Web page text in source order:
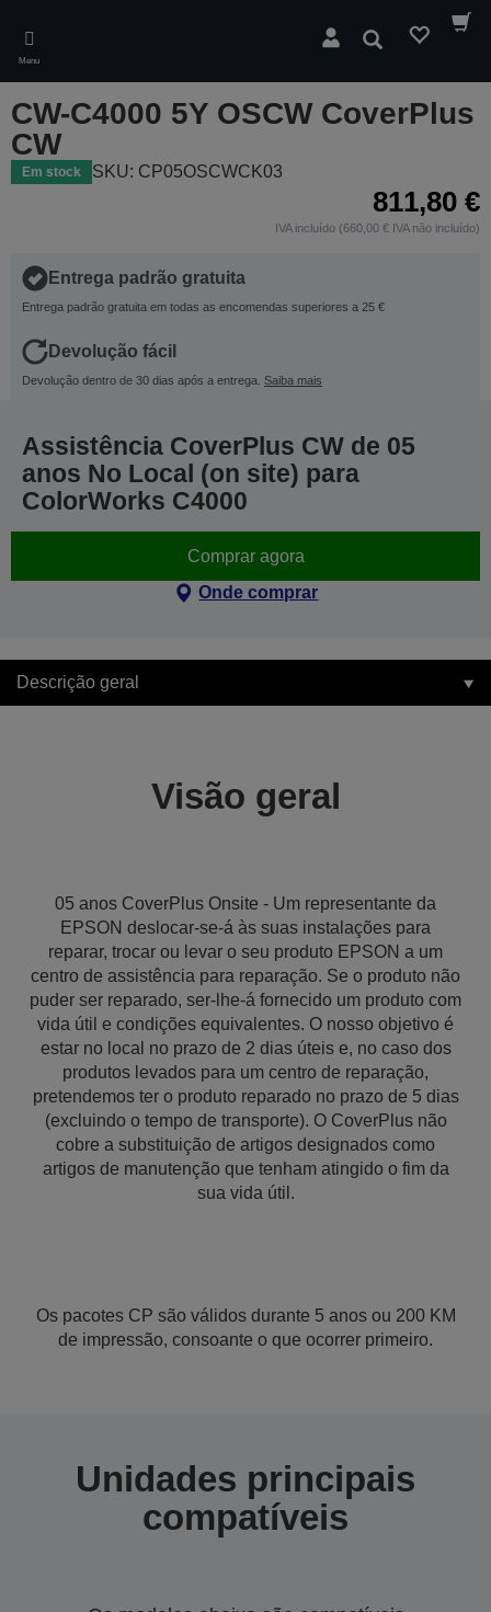
main
content
Menu
Pesquisar
CW-C4000 5Y OSCW CoverPlus
CW
Em stock SKU: CP05OSCWCK03
811,80 €
IVA incluído (660,00 € IVA não incluído)
Entrega padrão gratuita
Entrega padrão gratuita em todas as encomendas superiores a 25 €
Devolução fácil
Devolução dentro de 30 dias após a entrega. Saiba mais
Assistência CoverPlus CW de 05
anos No Local (on site) para
ColorWorks C4000
Comprar agora
Onde comprar
Descrição geral
Visão geral
05 anos CoverPlus Onsite - Um representante da
EPSON deslocar-se-á às suas instalações para
reparar, trocar ou levar o seu produto EPSON a um
centro de assistência para reparação. Se o produto não
puder ser reparado, ser-lhe-á fornecido um produto com
vida útil e condições equivalentes. O nosso objetivo é
estar no local no prazo de 2 dias úteis e, no caso dos
produtos levados para um centro de reparação,
pretendemos ter o produto reparado no prazo de 5 dias
(excluindo o tempo de transporte). O CoverPlus não
cobre a substituição de artigos designados como
artigos de manutenção que tenham atingido o fim da
sua vida útil.
Os pacotes CP são válidos durante 5 anos ou 200 KM
de impressão, consoante o que ocorrer primeiro.
Unidades principais
compatíveis